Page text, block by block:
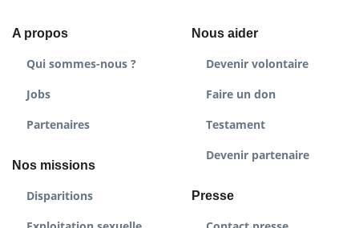
A propos
Qui sommes-nous ?
Jobs
Partenaires
Nos missions
Disparitions
Nous aider
Devenir volontaire
Faire un don
Testament
Devenir partenaire
Presse